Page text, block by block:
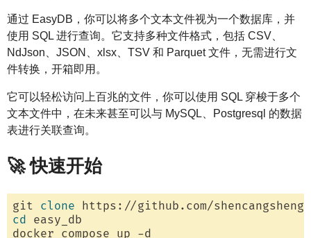
通过 EasyDB，你可以将多个文本文件视为一个数据库，并
使用 SQL 进行查询。它支持多种文件格式，包括 CSV、
NdJson、JSON、xlsx、TSV 和 Parquet 文件，无需进行文
件转换，开箱即用。
它可以轻松访问上百兆的文件，你可以使用 SQL 穿梭于多个
文本文件中，在未来甚至可以与 MySQL、Postgresql 的数据
表进行关联查询。
🚀 快速开始
git clone
cd easy_db